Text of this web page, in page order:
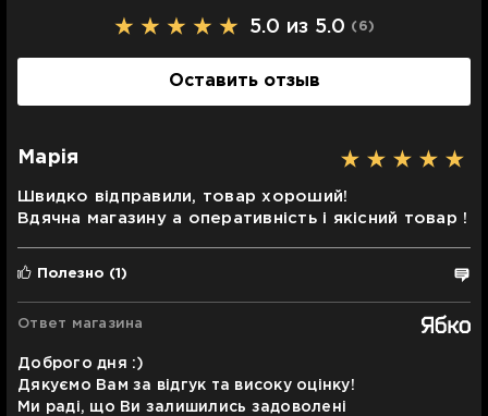
5.0 из 5.0 (6)
Оставить отзыв
Марія
Швидко відправили, товар хороший!
Вдячна магазину а оперативність і якісний товар !
Полезно (1)
Ответ магазина
Доброго дня :)
Дякуємо Вам за відгук та високу оцінку!
Ми раді, що Ви залишились задоволені